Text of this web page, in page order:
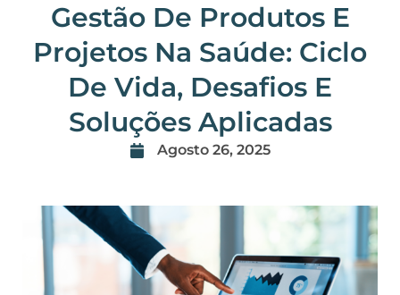
Gestão De Produtos E
Projetos Na Saúde: Ciclo
De Vida, Desafios E
Soluções Aplicadas
Agosto 26, 2025